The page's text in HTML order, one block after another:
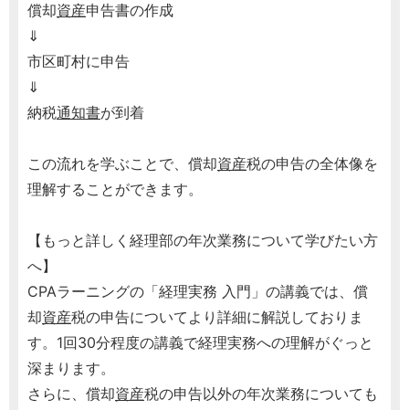
償却資産申告書の作成
⇓
市区町村に申告
⇓
納税通知書が到着
この流れを学ぶことで、償却資産税の申告の全体像を
理解することができます。
【もっと詳しく経理部の年次業務について学びたい方
へ】
CPAラーニングの「経理実務 入門」の講義では、償
却資産税の申告についてより詳細に解説しておりま
す。1回30分程度の講義で経理実務への理解がぐっと
深まります。
さらに、償却資産税の申告以外の年次業務についても